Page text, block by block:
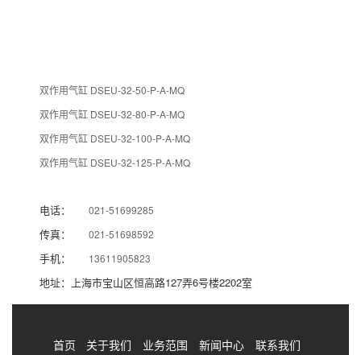
双作用气缸 DSEU-32-50-P-A-MQ
双作用气缸 DSEU-32-80-P-A-MQ
双作用气缸 DSEU-32-100-P-A-MQ
双作用气缸 DSEU-32-125-P-A-MQ
电话： 021-51699285
传真： 021-51698592
手机： 13611905823
地址：上海市宝山区恒高路127弄6号楼2202室
首页 关于我们 业务范围 新闻中心 联系我们